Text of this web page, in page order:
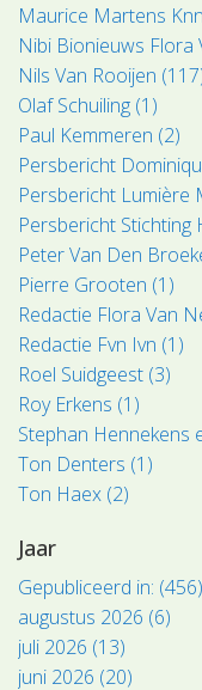
Maurice Martens
Nibi Bionieuws Flora
Nils Van Rooijen
Olaf Schuiling (1)
Paul Kemmeren (2)
Persbericht
Persbericht Lumière
Persbericht Stichting
Peter Van Den
Pierre Grooten (1)
Redactie Flora Van
Redactie Fvn Ivn (1)
Roel Suidgeest (3)
Roy Erkens (1)
Stephan Hennekens
Ton Denters (1)
Ton Haex (2)
Jaar
Gepubliceerd in: (456)
augustus 2026 (6)
juli 2026 (13)
juni 2026 (20)